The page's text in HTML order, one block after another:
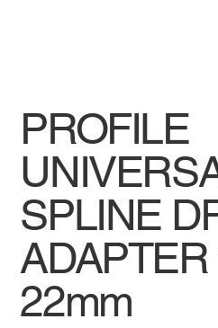
PROFILE
SPLINE
22mm